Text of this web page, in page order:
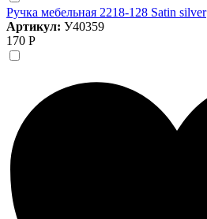
Ручка мебельная 2218-128 Satin silver
Артикул: У40359
170 Р